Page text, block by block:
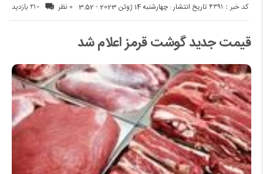
تاریخ انتشار : چهارشنبه 14 ژوئن 2023 - 3:52 210 بازدید کد خبر : 4391 0 نظر
قیمت جدید گوشت قرمز اعلام شد